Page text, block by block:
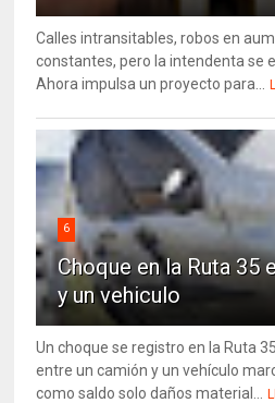
Calles intransitables, robos en
constantes, pero la intendenta se
Ahora impulsa un proyecto para...
6
Choque en la Ruta 35
y un vehiculo
Un choque se registro en la Ruta
entre un camión y un vehículo
como saldo solo daños material...